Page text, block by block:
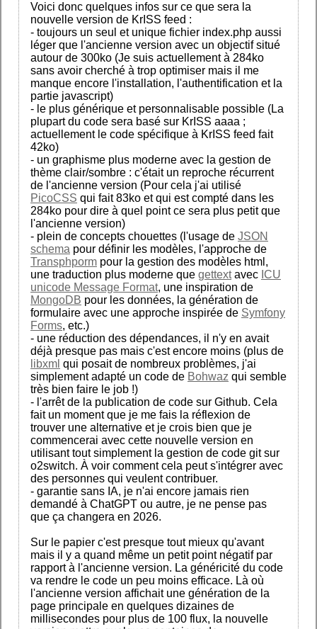
Voici donc quelques infos sur ce que sera la
nouvelle version de KrISS feed :
- toujours un seul et unique fichier index.php aussi
léger que l'ancienne version avec un objectif situé
autour de 300ko (Je suis actuellement à 284ko
sans avoir cherché à trop optimiser mais il me
manque encore l'installation, l'authentification et la
partie javascript)
- le plus générique et personnalisable possible (La
plupart du code sera basé sur KrISS aaaa ;
actuellement le code spécifique à KrISS feed fait
42ko)
- un graphisme plus moderne avec la gestion de
thème clair/sombre : c'était un reproche récurrent
de l'ancienne version (Pour cela j'ai utilisé
PicoCSS qui fait 83ko et qui est compté dans les
284ko pour dire à quel point ce sera plus petit que
l'ancienne version)
- plein de concepts chouettes (l'usage de JSON
schema pour définir les modèles, l'approche de
Transphporm pour la gestion des modèles html,
une traduction plus moderne que gettextavec ICU
unicode Message Format, une inspiration de
MongoDB pour les données, la génération de
formulaire avec une approche inspirée de Symfony
Forms, etc.)
- une réduction des dépendances, il n'y en avait
déjà presque pas mais c'est encore moins (plus de
libxml qui posait de nombreux problèmes, j'ai
simplement adapté un code de Bohwaz qui semble
très bien faire le job !)
- l'arrêt de la publication de code sur Github. Cela
fait un moment que je me fais la réflexion de
trouver une alternative et je crois bien que je
commencerai avec cette nouvelle version en
utilisant tout simplement la gestion de code git sur
o2switch. À voir comment cela peut s'intégrer avec
des personnes qui veulent contribuer.
- garantie sans IA, je n'ai encore jamais rien
demandé à ChatGPT ou autre, je ne pense pas
que ça changera en 2026.
Sur le papier c'est presque tout mieux qu'avant
mais il y a quand même un petit point négatif par
rapport à l'ancienne version. La généricité du code
va rendre le code un peu moins efficace. Là où
l'ancienne version affichait une génération de la
page principale en quelques dizaines de
millisecondes pour plus de 100 flux, la nouvelle